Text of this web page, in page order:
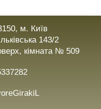
м. Київ
143/2
кімната № 509